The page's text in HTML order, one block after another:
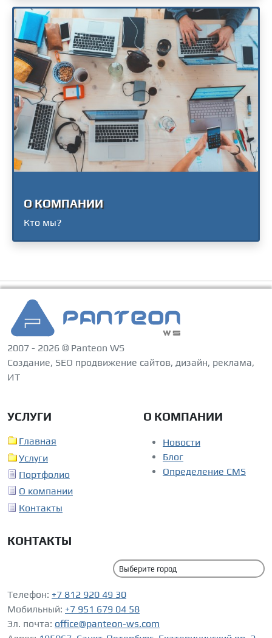
О КОМПАНИИ
Кто мы?
2007 - 2026 © Panteon WS
Создание, SEO продвижение сайтов, дизайн, реклама,
ИТ
УСЛУГИ
Главная
Услуги
Портфолио
О компании
Контакты
О КОМПАНИИ
Новости
Блог
Определение CMS
КОНТАКТЫ
Телефон: +7 812 920 49 30
Мобильный: +7 951 679 04 58
Эл. почта: office@panteon-ws.com